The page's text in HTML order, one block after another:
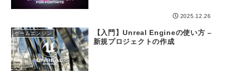
2025.12.26
ゲームエンジン
【入門】Unreal Engineの使い方 –
新規プロジェクトの作成